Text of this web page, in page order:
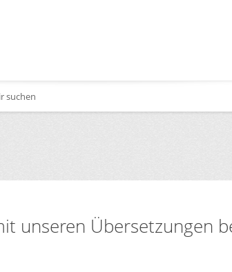
suchen
unseren Übersetzungen